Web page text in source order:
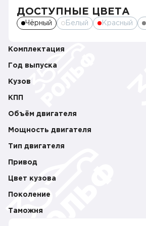
ДОСТУПНЫЕ ЦВЕТА
Чёрный Белый Красный
Комплектация
Год выпуска
Кузов
КПП
Объём двигателя
Мощность двигателя
Тип двигателя
Привод
Цвет кузова
Поколение
Таможня